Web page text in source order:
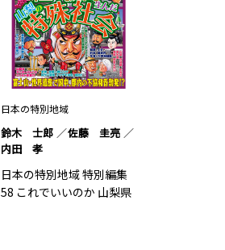
日本の特別地域
鈴木 士郎
佐藤 圭亮
内田 孝
日本の特別地域 特別編集
58 これでいいのか 山梨県